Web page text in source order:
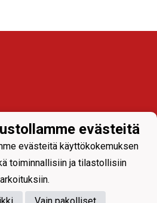
joukkueiden sivuille
evästeitä
evästeitä käyttökokemuksen
toiminnallisiin ja tilastollisiin
Vain pakolliset